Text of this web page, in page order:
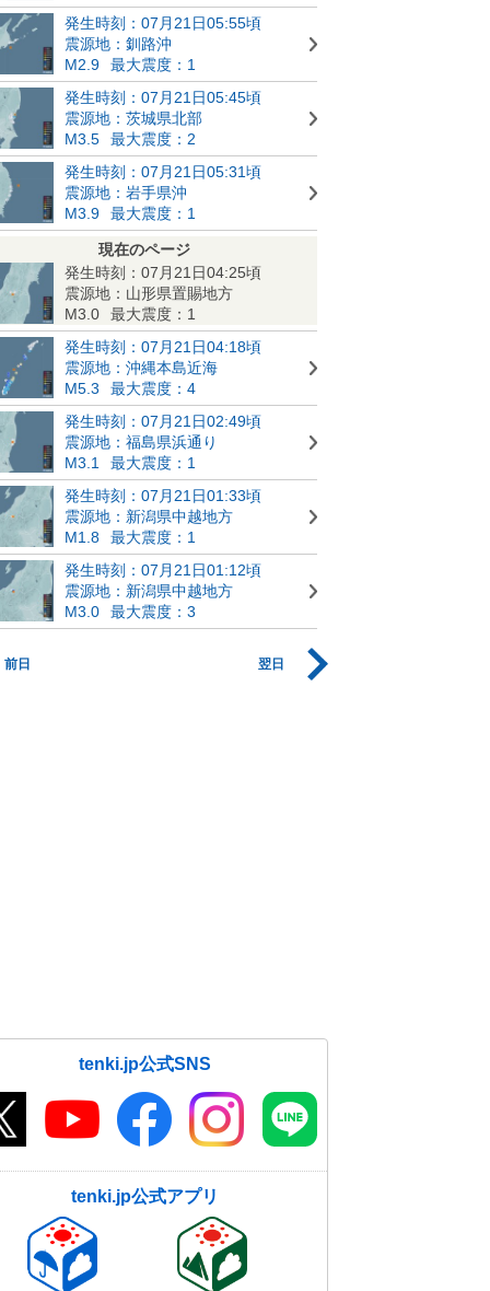
発生時刻：07月21日05:55頃
震源地：釧路沖
M2.9
最大震度：1
発生時刻：07月21日05:45頃
震源地：茨城県北部
M3.5
最大震度：2
発生時刻：07月21日05:31頃
震源地：岩手県沖
M3.9
最大震度：1
現在のページ
発生時刻：07月21日04:25頃
震源地：山形県置賜地方
M3.0
最大震度：1
発生時刻：07月21日04:18頃
震源地：沖縄本島近海
M5.3
最大震度：4
発生時刻：07月21日02:49頃
震源地：福島県浜通り
M3.1
最大震度：1
発生時刻：07月21日01:33頃
震源地：新潟県中越地方
M1.8
最大震度：1
発生時刻：07月21日01:12頃
震源地：新潟県中越地方
M3.0
最大震度：3
前日 翌日
tenki.jp公式SNS
tenki.jp公式アプリ